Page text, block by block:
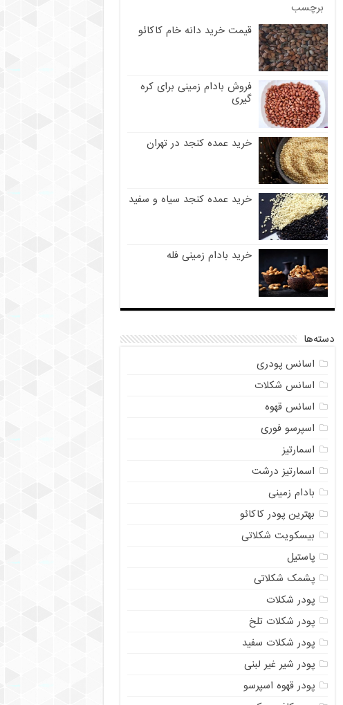
برچسب
قیمت خرید دانه خام کاکائو
فروش بادام زمینی برای کره
گیری
خرید عمده کنجد در تهران
خرید عمده کنجد سیاه و سفید
خرید بادام زمینی فله
دسته‌ها
اسانس پودری
اسانس شکلات
اسانس قهوه
اسپرسو فوری
اسمارتیز
اسمارتیز درشت
بادام زمینی
بهترین پودر کاکائو
بیسکویت شکلاتی
پاستیل
پشمک شکلاتی
پودر شکلات
پودر شکلات تلخ
پودر شکلات سفید
پودر شیر غیر لبنی
پودر قهوه اسپرسو